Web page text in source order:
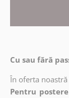
Cu sau fără
În oferta
Pentru